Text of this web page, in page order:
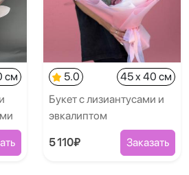
см
5.0
45 x 40 см
Букет с лизиантусами и
эвкалиптом
5 110₽ Заказать